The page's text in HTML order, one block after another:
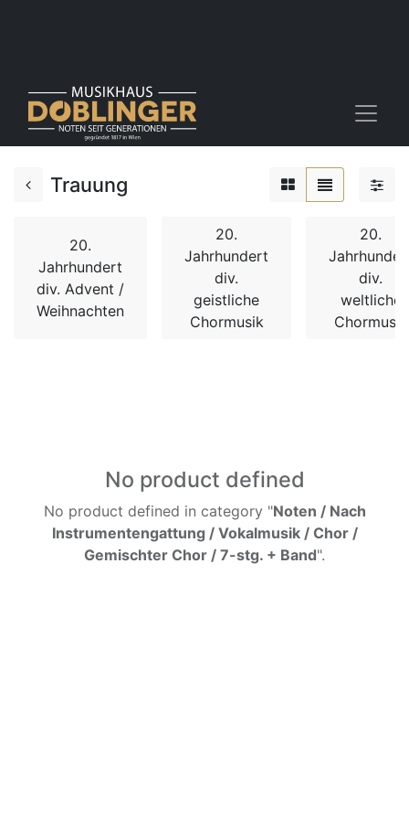
Trauung
20.
Jahrhundert
div. Advent /
Weihnachten
20.
Jahrhundert
div.
geistliche
Chormusik
20.
div.
weltliche
Chormusik
No product defined
No product defined in category "Noten / Nach
Instrumentengattung / Vokalmusik / Chor /
Gemischter Chor / 7-stg. + Band".